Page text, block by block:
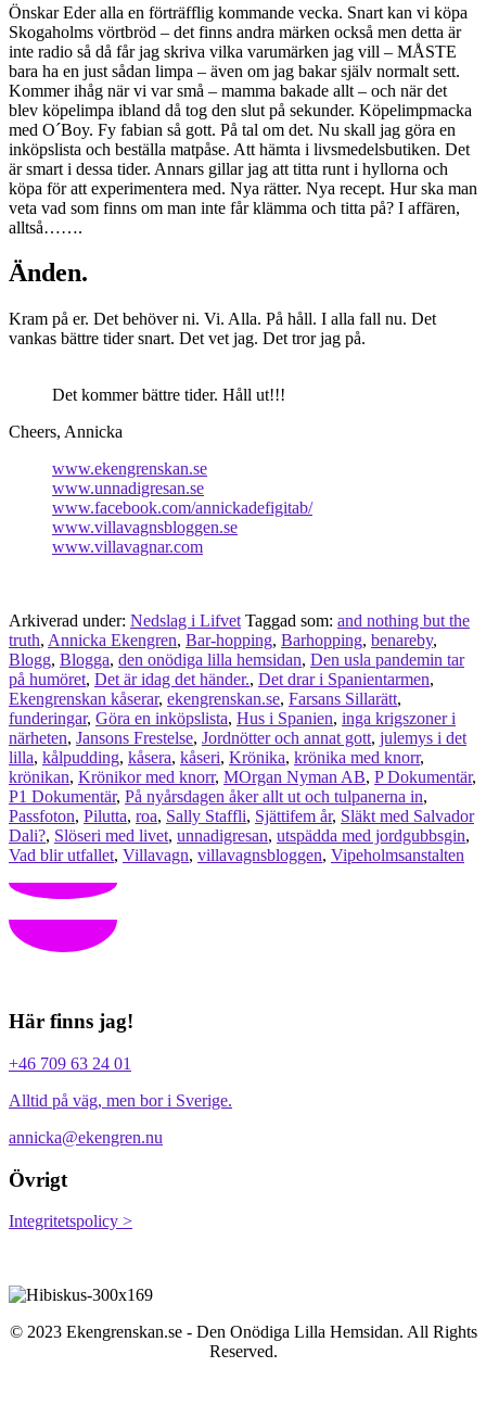
Önskar Eder alla en förträfflig kommande vecka. Snart kan vi köpa
Skogaholms vörtbröd – det finns andra märken också men detta är
inte radio så då får jag skriva vilka varumärken jag vill – MÅSTE
bara ha en just sådan limpa – även om jag bakar själv normalt sett.
Kommer ihåg när vi var små – mamma bakade allt – och när det
blev köpelimpa ibland då tog den slut på sekunder. Köpelimpmacka
med O´Boy. Fy fabian så gott. På tal om det. Nu skall jag göra en
inköpslista och beställa matpåse. Att hämta i livsmedelsbutiken. Det
är smart i dessa tider. Annars gillar jag att titta runt i hyllorna och
köpa för att experimentera med. Nya rätter. Nya recept. Hur ska man
veta vad som finns om man inte får klämma och titta på? I affären,
alltså…….
Änden.
Kram på er. Det behöver ni. Vi. Alla. På håll. I alla fall nu. Det
vankas bättre tider snart. Det vet jag. Det tror jag på.
Det kommer bättre tider. Håll ut!!!
Cheers, Annicka
www.ekengrenskan.se
www.unnadigresan.se
www.facebook.com/annickadefigitab/
www.villavagnsbloggen.se
www.villavagnar.com
Arkiverad under: Nedslag i Lifvet Taggad som: and nothing but the
truth, Annicka Ekengren, Bar-hopping, Barhopping, benareby,
Blogg, Blogga, den onödiga lilla hemsidan, Den usla pandemin tar
på humöret, Det är idag det händer., Det drar i Spanientarmen,
Ekengrenskan kåserar, ekengrenskan.se, Farsans Sillarätt,
funderingar, Göra en inköpslista, Hus i Spanien, inga krigszoner i
närheten, Jansons Frestelse, Jordnötter och annat gott, julemys i det
lilla, kålpudding, kåsera, kåseri, Krönika, krönika med knorr,
krönikan, Krönikor med knorr, MOrgan Nyman AB, P Dokumentär,
P1 Dokumentär, På nyårsdagen åker allt ut och tulpanerna in,
Passfoton, Pilutta, roa, Sally Staffli, Sjättifem år, Släkt med Salvador
Dali?, Slöseri med livet, unnadigresan, utspädda med jordgubbsgin,
Vad blir utfallet, Villavagn, villavagnsbloggen, Vipeholmsanstalten
Här finns jag!
+46 709 63 24 01
Alltid på väg, men bor i Sverige.
annicka@ekengren.nu
Övrigt
Integritetspolicy >
© 2023 Ekengrenskan.se - Den Onödiga Lilla Hemsidan. All Rights
Reserved.